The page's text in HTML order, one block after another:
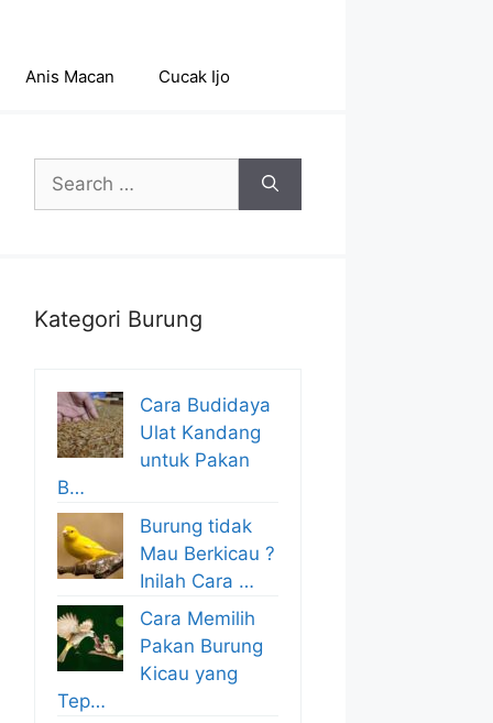
Anis Macan Cucak Ijo
Search
for:
Kategori Burung
Cara Budidaya
Ulat Kandang
untuk Pakan
B…
Burung tidak
Mau Berkicau ?
Inilah Cara …
Cara Memilih
Pakan Burung
Kicau yang
Tep…